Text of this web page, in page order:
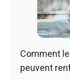
Comment
peuvent